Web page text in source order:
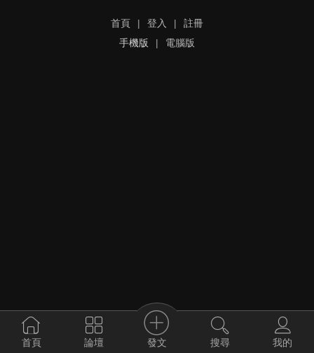
首頁 | 登入 |
註冊
手機版
| 電腦版
首頁 論壇 發文 搜尋 我的